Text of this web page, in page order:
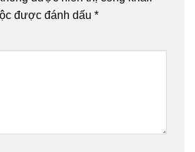
được đánh dấu *